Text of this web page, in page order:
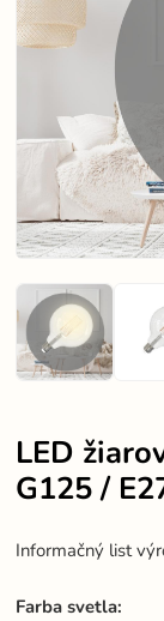
LED
G125 /
Informačný list
Farba svetla: